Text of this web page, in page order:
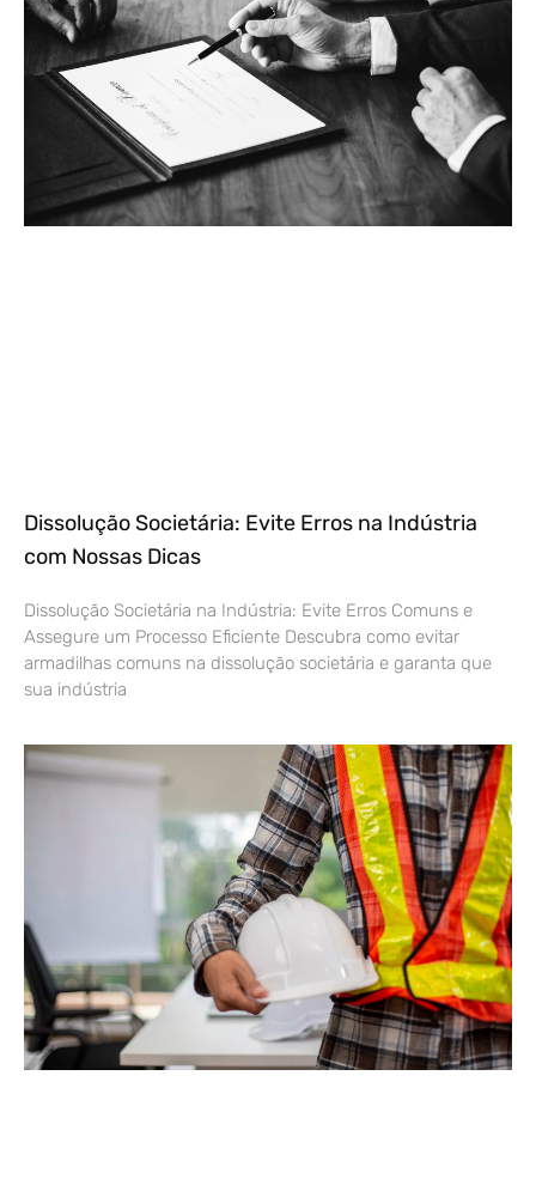
Dissolução Societária: Evite Erros na Indústria
com Nossas Dicas
Dissolução Societária na Indústria: Evite Erros Comuns e
Assegure um Processo Eficiente Descubra como evitar
armadilhas comuns na dissolução societária e garanta que
sua indústria